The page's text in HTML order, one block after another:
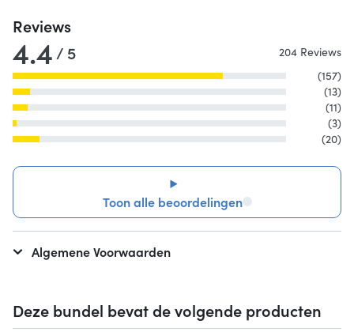
Deze bundel bevat de volgende producten
Reviews
4.4 / 5
204 Reviews
(157)
(13)
(11)
(3)
(20)
Toon alle beoordelingen
Algemene Voorwaarden